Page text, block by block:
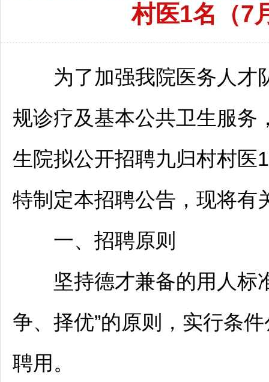
村医1名（7
为了加强我院医务人才
规诊疗及基本公共卫生服务
生院拟公开招聘九归村村医
特制定本招聘公告，现将有
一、 招聘原则
坚持德才兼备的用人标
争、择优”的原则，实行条
聘用。